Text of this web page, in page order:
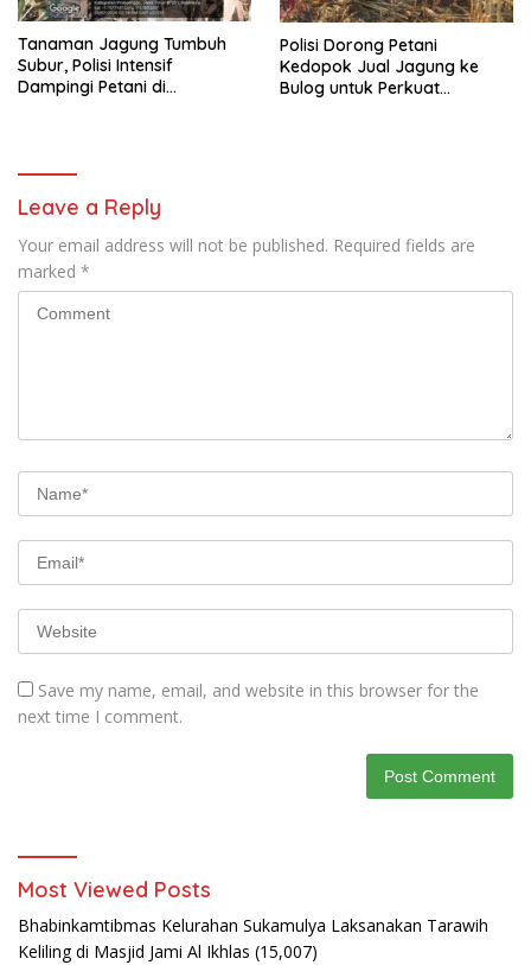
Tanaman Jagung Tumbuh
Subur, Polisi Intensif
Dampingi Petani di
Polisi Dorong Petani
Kedopok Jual Jagung ke
Bulog untuk Perkuat
Leave a Reply
Your email address will not be published. Required fields are
marked *
Save my name, email, and website in this browser for the
next time I comment.
Most Viewed Posts
Bhabinkamtibmas Kelurahan Sukamulya Laksanakan Tarawih
Keliling di Masjid Jami Al Ikhlas (15,007)